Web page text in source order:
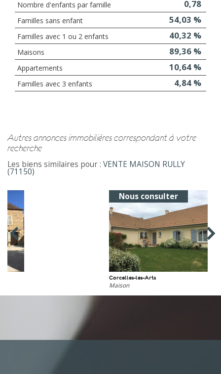
Nombre d'enfants par famille 0,78
Familles sans enfant 54,03 %
Familles avec 1 ou 2 enfants 40,32 %
Maisons 89,36 %
Appartements 10,64 %
Familles avec 3 enfants 4,84 %
autres annonces immobilières correspondant à votre
recherche
Les biens similaires pour : VENTE MAISON RULLY
(71150)
Nous consulter